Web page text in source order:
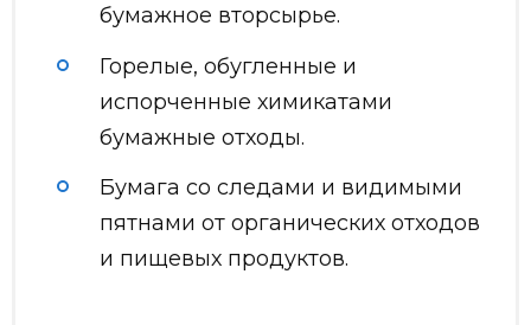
бумажное вторсырье.
Горелые, обугленные и
испорченные химикатами
бумажные отходы.
Бумага со следами и видимыми
пятнами от органических отходов
и пищевых продуктов.